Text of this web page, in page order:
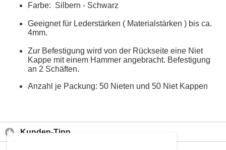
Farbe: Silbern - Schwarz
Geeignet für Lederstärken ( Materialstärken ) bis ca.
4mm.
Zur Befestigung wird von der Rückseite eine Niet
Kappe mit einem Hammer angebracht. Befestigung
an 2 Schäften.
Anzahl je Packung: 50 Nieten und 50 Niet Kappen
Kunden-Tipp